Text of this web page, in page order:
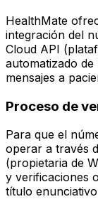
HealthMate
integración del
Cloud API
automatizado
mensajes a
Proceso de
Para que el
operar a través
(propietaria de
y verificaciones
título